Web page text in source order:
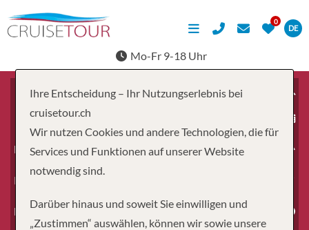
DE
Mo-Fr 9-18 Uhr
Erwachsene
Kinder
Dauer
Ihre Entscheidung – Ihr Nutzungserlebnis bei
cruisetour.ch
Wir nutzen Cookies und andere Technologien, die für
Services und Funktionen auf unserer Website
notwendig sind.
Darüber hinaus und soweit Sie einwilligen und
„Zustimmen“ auswählen, können wir sowie unsere